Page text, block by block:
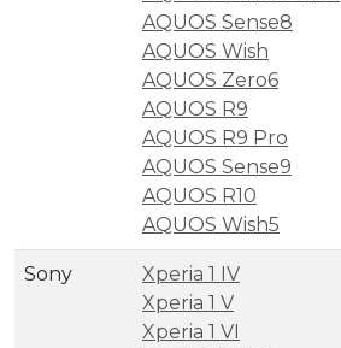
AQUOS Sense8
AQUOS Wish
AQUOS Zero6
AQUOS R9
AQUOS R9 Pro
AQUOS Sense9
AQUOS R10
AQUOS Wish5
Sony
Xperia 1 IV
Xperia 1 V
Xperia 1 VI